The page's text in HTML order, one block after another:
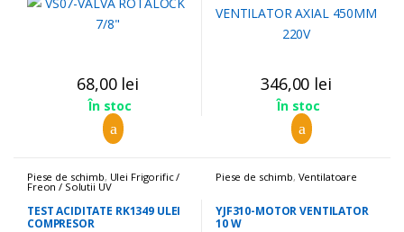
68,00 lei
În stoc
346,00 lei
În stoc
Piese de schimb, Ulei Frigorific /
Freon / Solutii UV
TEST ACIDITATE RK1349 ULEI
COMPRESOR
Piese de schimb, Ventilatoare
YJF310-MOTOR VENTILATOR
10 W